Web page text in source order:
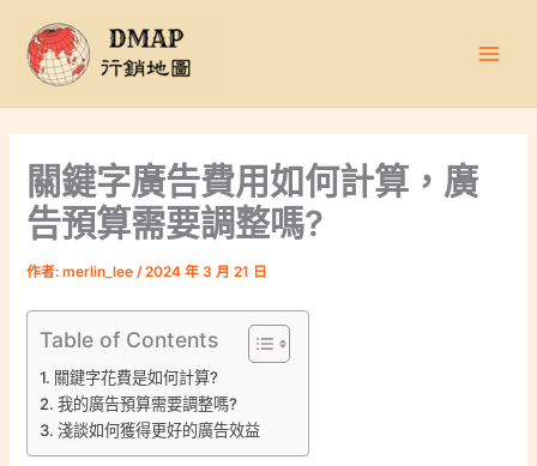
關鍵字廣告費用如何計算，廣
告預算需要調整嗎?
作者:merlin_lee/2024 年 3 月 21 日
Table of Contents
關鍵字花費是如何計算?
我的廣告預算需要調整嗎?
淺談如何獲得更好的廣告效益